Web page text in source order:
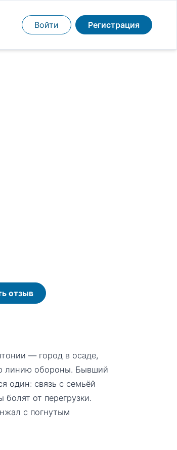
Войти Регистрация
отзыв
— город в осаде,
линию обороны. Бывший
один: связь с семьёй
болят от перегрузки.
с погнутым